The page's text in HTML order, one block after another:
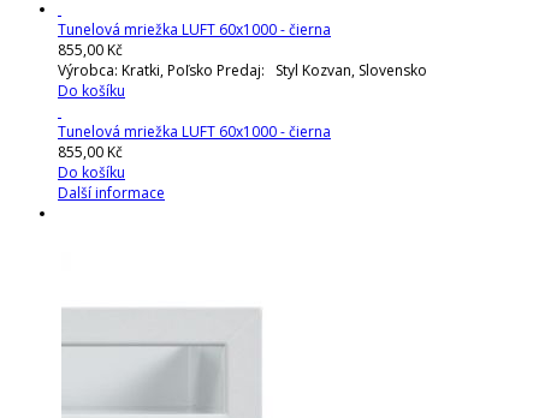
Tunelová mriežka LUFT 60x1000 - čierna
855,00 Kč
Výrobca: Kratki, Poľsko Predaj: Styl Kozvan, Slovensko
Do košíku
Tunelová mriežka LUFT 60x1000 - čierna
855,00 Kč
Do košíku
Další informace